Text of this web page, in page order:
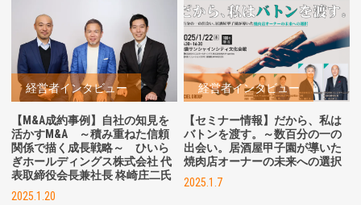
経営者インタビュー
【M&A成約事例】自社の知見を
活かすM&A ～積み重ねた信頼
関係で描く成長戦略～ ひいら
ぎホールディングス株式会社 代
表取締役会長兼社長 柊崎庄二氏
2025.1.20
経営者インタビュー
【セミナー情報】だから、私は
バトンを渡す。～数百分の一の
出会い。居酒屋甲子園が導いた
焼肉店オーナーの未来への選択
2025.1.7